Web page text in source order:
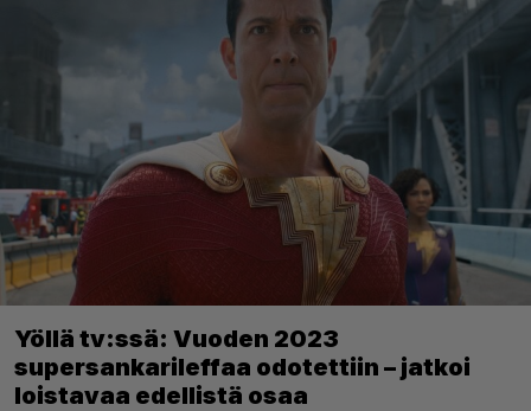
Yöllä tv:ssä: Vuoden 2023
supersankarileffaa odotettiin – jatkoi
loistavaa edellistä osaa